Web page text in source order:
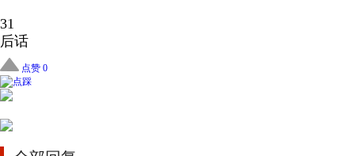
31
后话
点赞 0